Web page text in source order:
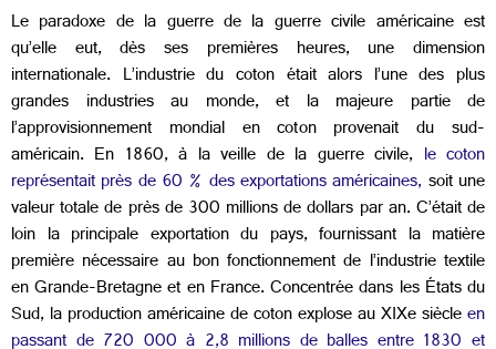
Le paradoxe de la guerre de la guerre civile américaine est
qu’elle eut, dès ses premières heures, une dimension
internationale. L’industrie du coton était alors l’une des plus
grandes industries au monde, et la majeure partie de
l’approvisionnement mondial en coton provenait du sud-
américain. En 1860, à la veille de la guerre civile, le coton
représentait près de 60 % des exportations américaines, soit une
valeur totale de près de 300 millions de dollars par an. C’était de
loin la principale exportation du pays, fournissant la matière
première nécessaire au bon fonctionnement de l’industrie textile
en Grande-Bretagne et en France. Concentrée dans les États du
Sud, la production américaine de coton explose au XIXesiècleen